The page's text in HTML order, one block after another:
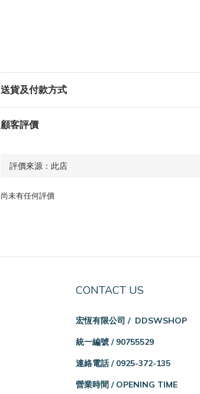
送貨及付款方式
顧客評價
尚未有任何評價
CONTACT US
宏恆有限公司 / DDSWSHOP
統一編號 / 90755529
連絡電話 / 0925-372-135
營業時間 / OPENING TIME